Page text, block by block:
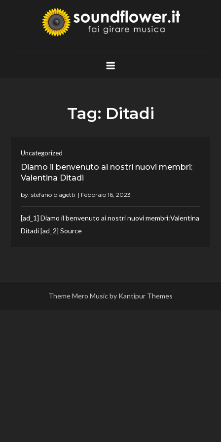
Soundflower.it
Fai Girare Musica
Tag: Ditadi
Uncategorized
Diamo il benvenuto ai nostri nuovi membri:
Valentina Ditadi
by:stefano biagetti
[ad_1] Diamo il benvenuto ai nostri nuovi membri:Valentina
Ditadi [ad_2] Source
Theme Mero Music by Kantipur Themes